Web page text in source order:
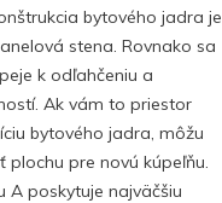
bytového jadra je
stena. Rovnako sa
k odľahčeniu a
Ak vám to priestor
bytového jadra, môžu
pre novú kúpeľňu.
poskytuje najväčšiu